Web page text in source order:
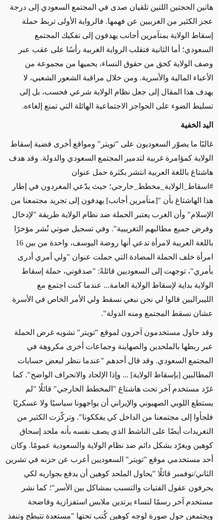
هاتين الحجتين اللتين تلقيان صدى في المجتمع السعودي إلى درجة
عجز الكثير من الغربيين عن فهمها. فالرواية الأولى تربط حملة
إسقاط الولاية بمتآمرين أجانب يهدفون إلى تفكيك المجتمع
السعودي؛ أما الثانية فتقلب الرواية الغربية رأسًا على عقب عبر
وصف الولاية كحق من حقوق النساء، يحميها من مجموعة من
الأعباء المالية والأسرية. ومن خلال مراقبة الشعور الشعبي، لا
يهدف هذا المقال إلى جعل نظام الولاية شرعي فحسب، بل إلى
تسليط الضوء على الحواجز الاجتماعية الهائلة التي تمنع إلغاءه.
اليد الخفية
غالبًا ما يصوّر السعوديون على "تويتر" ومواقع أخرى قضية إسقاط
الولاية كمؤامرة غربية لتدمير المجتمع السعودي والدولة. وقد هدف
هاشتاغ باللغة العربية انتشر بكثرة حمل عنوان
#اسقاط_الولاية_مخطط_خارجي؛ حيث يدّعي المغردون في إطار
هذا الهاشتاغ بأن "[متآمرين أجانب] يهدفون إلى تجريد مجتمعنا من
الإسلام" وأن الغرب يعتبر الحملة ضد نظام الولاية طريقة "لإدخال
وفرض جميع مطالبهم التغريبية". وفي تسجيل صوتي نُشر مؤخرًا
باللغة العربية لامرأة تدعي أنها روضة اليوسف، واحدة من بين 16
امرأة خلف الحملة المضادة التي حملت عنوان "ولي أمري أدرى
بأمري"، توجهت إلى السعوديين قائلةً: "صدقوني، حملة إسقاط
الولاية بداية لإسقاط الولاية العامة... عندما كنت اجتمع مع
الليبراليين قالوا لي نحن نبغي نسقط ولي الأمر الخاص في الأسرة
عشان نسقط المجتمع ومنه الدولة".
وقد حاول مستخدمون آخرون لموقع "تويتر" تشويه غرض الحملة
عبر ربطها بالملحدين والصهاينة وجماعات أخرى مكروهة في
المجتمع السعودي. وقد قال أحدهم "عندما ننظر لبعض حسابات
المطالبين [بإسقاط الولاية] ... وإذا الإلحاد والانحراف الواضح". كما
غرّد مستخدم آخر تحت هاشتاغ "المخطط الخارجي" قائلًا "لم
يستطع اللوبي الصهيوني والإيراني أن يواجهونا سياسيًا ولا عسكريًا
فلجأوا إلى مجتمعنا من الداخل كي يفككونا". وتركّزت الكثير من
التغريدات أيضًا على الناشط الذي يصف نفسه بأنه ملحد إسحاق
كوهين ويغرّد بشكل دائم ضد نظام الولاية والسعودية عمومًا. وكان
أحد مستخدمي موقع "تويتر" السعوديين أعرب عن حزنه في تشرين
الثاني/نوفمبر قائلًا "يحاول الملحد كوهين أن يدفع بجواريه لكي
يحرفون عقول الفتيات والتسبب بمشاكل بين الأسر"؛ كما نشر
مستخدم آخر رسمًا لنساء يرتدين ملابس استفزازية وفاضحة
ويجتمعن حول صورة لوجه كوهين كُتب تحتها "مستعدة تتبطح وتنفذ